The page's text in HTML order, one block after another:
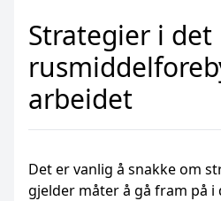
Strategier i det
arbeidet
Det er vanlig å snakke om
gjelder måter å gå fram på i